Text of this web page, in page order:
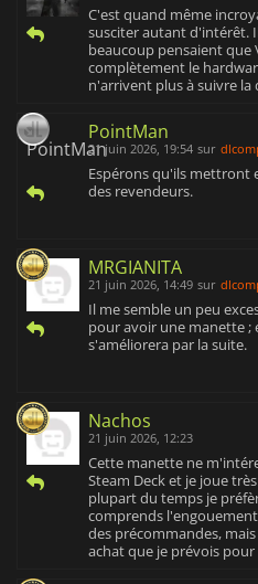
C'est quand même
susciter autant d'intérêt.
beaucoup pensaient que
complètement le
n'arrivent plus à suivre la
PointMan
21 juin 2026, 19:54 sur
Espérons qu'ils mettront
des revendeurs.
MRGIANITA
21 juin 2026, 14:49 sur
Il me semble un peu
pour avoir une manette ;
s'améliorera par la suite.
Nachos
21 juin 2026, 12:23
Cette manette ne
Steam Deck et je joue
plupart du temps je
comprends
des précommandes,
achat que je prévois